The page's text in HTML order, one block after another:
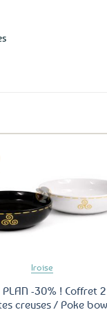
Iroise
PLAN -30% ! Coffret 2
creuses / Poke